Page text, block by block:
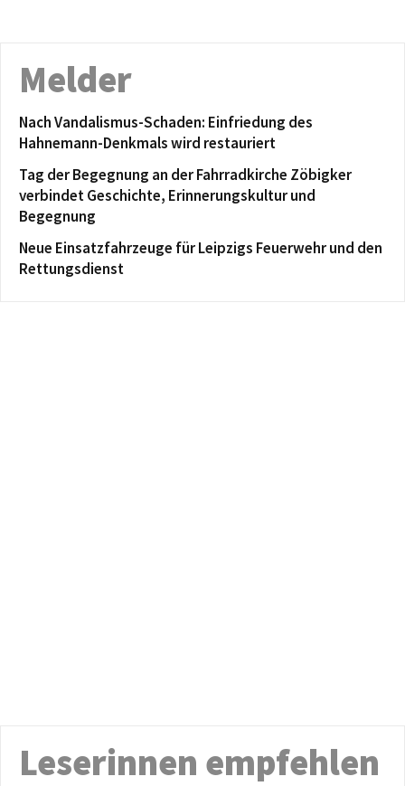
Melder
Nach Vandalismus-Schaden: Einfriedung des
Hahnemann-Denkmals wird restauriert
Tag der Begegnung an der Fahrradkirche Zöbigker
verbindet Geschichte, Erinnerungskultur und
Begegnung
Neue Einsatzfahrzeuge für Leipzigs Feuerwehr und den
Rettungsdienst
Leserinnen empfehlen